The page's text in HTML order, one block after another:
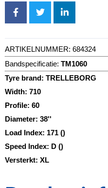
ARTIKELNUMMER: 684324
Bandspecificatie: TM1060
Tyre brand: TRELLEBORG
Width: 710
Profile: 60
Diameter: 38''
Load Index: 171 ()
Speed Index: D ()
Versterkt: XL